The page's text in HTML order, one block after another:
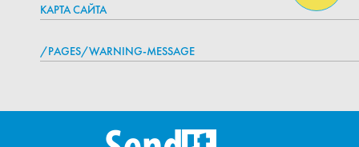
КАРТА САЙТА
/PAGES/WARNING-MESSAGE